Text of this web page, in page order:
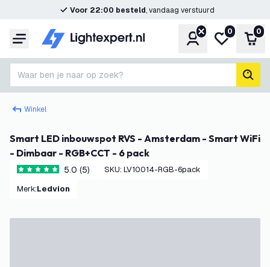
Voor 22:00 besteld, vandaag verstuurd
Menu Account
Mijn
0 0
Waar ben je naar op zoek?
Winkel
Smart LED inbouwspot RVS - Amsterdam - Smart WiFi
- Dimbaar - RGB+CCT - 6 pack
5 score sterren5.0 (5) SKU: LV10014-RGB-6pack
Merk: Ledvion